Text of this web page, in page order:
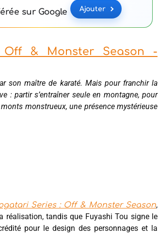
sur Google Ajouter
Off & Monster Season -
son maître de karaté. Mais pour franchir la
: partir s’entraîner seule en montagne, pour
monstrueux, une présence mystérieuse
Series : Off & Monster Season,
réalisation, tandis que Fuyashi Tou signe le
pour le design des personnages et la